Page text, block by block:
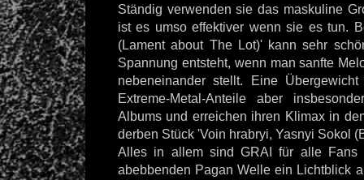
Ständig verwenden sie das maskuline
ist es umso effektiver wenn sie es tun.
(Lament about The Lot)' kann sehr
Spannung entsteht, wenn man sanfte
nebeneinander stellt. Eine
Extreme-Metal-Anteile aber
Albums und erreichen ihren Klimax in
derben Stück 'Voin hrabryi, Yasnyi Sokol
Alles in allem sind GRAI für alle Fans
abebbenden Pagan Welle ein Lichtblick